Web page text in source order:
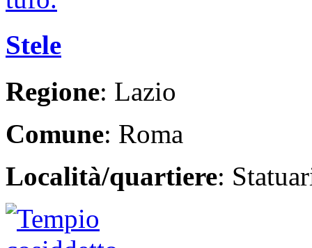
Stele
Regione: Lazio
Comune: Roma
Località/quartiere: